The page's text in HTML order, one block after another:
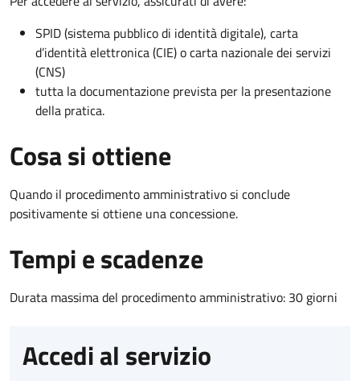
SPID (sistema pubblico di identità digitale), carta
d’identità elettronica (CIE) o carta nazionale dei servizi
(CNS)
tutta la documentazione prevista per la presentazione
della pratica.
Cosa si ottiene
Quando il procedimento amministrativo si conclude
positivamente si ottiene una concessione.
Tempi e scadenze
Durata massima del procedimento amministrativo: 30 giorni
Accedi al servizio